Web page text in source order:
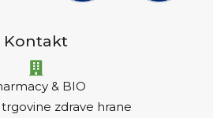
Kontakt
& BIO
zdrave hrane